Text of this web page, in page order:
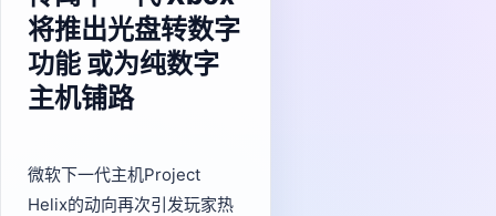
将推出光盘转数字
功能 或为纯数字
主机铺路
微软下一代主机Project
Helix的动向再次引发玩家热